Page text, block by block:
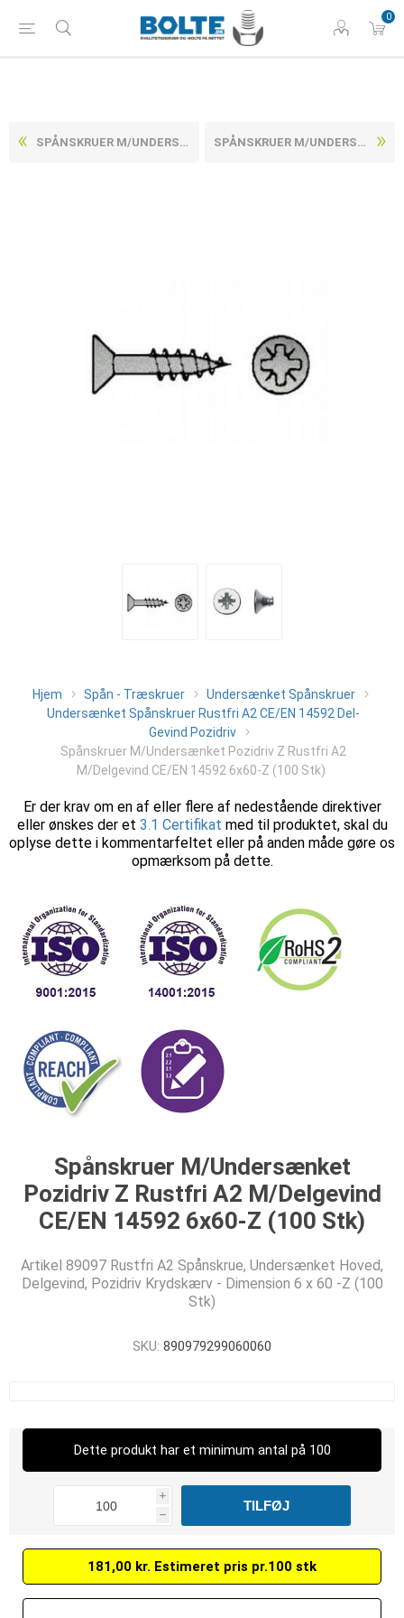
0
SPÅNSKRUER M/UNDERSÆNKET POZIDRIV Z RUSTFRI A2 M/DELGEVIND CE/EN 14592 6X150-Z (100 STK) SPÅNSKRUER M/UNDERSÆNKET POZIDRIV Z RUSTFRI A2 M/DELGEVIND CE/EN 14592 6X60-Z (200 STK)
Hjem Spån - Træskruer
Undersænket Spånskruer
Undersænket Spånskruer Rustfri A2 CE/EN 14592 Del-
Gevind Pozidriv
Spånskruer M/Undersænket Pozidriv Z Rustfri A2
M/Delgevind CE/EN 14592 6x60-Z (100 Stk)
Er der krav om en af eller flere af nedestående direktiver
eller ønskes der et 3.1 Certifikat med til produktet, skal du
oplyse dette i kommentarfeltet eller på anden måde gøre os
opmærksom på dette.
Spånskruer M/Undersænket
Pozidriv Z Rustfri A2 M/Delgevind
CE/EN 14592 6x60-Z (100 Stk)
Artikel 89097 Rustfri A2 Spånskrue, Undersænket Hoved,
Delgevind, Pozidriv Krydskærv - Dimension 6 x 60 -Z (100
Stk)
SKU: 890979299060060
Dette produkt har et minimum antal på 100
i
h
181,00 kr. Estimeret pris pr.100 stk